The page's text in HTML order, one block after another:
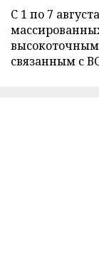
С 1 по 7
связанным с